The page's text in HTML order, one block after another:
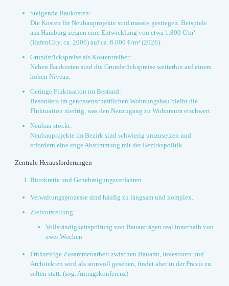
Steigende Baukosten:
Die Kosten für Neubauprojekte sind massiv gestiegen. Beispiele
aus Hamburg zeigen eine Entwicklung von etwa 1.800 €/m²
(HafenCity, ca. 2006) auf ca. 6.000 €/m² (2026).
Grundstückspreise als Kostentreiber:
Neben Baukosten sind die Grundstückspreise weiterhin auf einem
hohen Niveau.
Geringe Fluktuation im Bestand:
Besonders im genossenschaftlichen Wohnungsbau bleibt die
Fluktuation niedrig, was den Neuzugang zu Wohnraum erschwert.
Neubau stockt:
Neubauprojekte im Bezirk sind schwierig umzusetzen und
erfordern eine enge Abstimmung mit der Bezirkspolitik.
Zentrale Herausforderungen
Bürokratie und Genehmigungsverfahren
Verwaltungsprozesse sind häufig zu langsam und komplex.
Zielvorstellung:
Vollständigkeitsprüfung von Bauanträgen real innerhalb von
zwei Wochen
Frühzeitige Zusammenarbeit zwischen Bauamt, Investoren und
Architekten wird als sinnvoll gesehen, findet aber in der Praxis zu
selten statt. (sog. Antragskonferenz)